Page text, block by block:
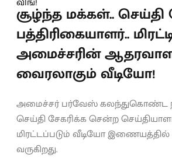
சூழ்ந்த மக்கள்.. செய்தி
பத்திரிகையாளர்..
அமைச்சரின்
வைரலாகும் வீடியோ!
அமைச்சர் பர்வேஸ் கலந்துகொண்ட
செய்தி சேகரிக்க சென்ற
மிரட்டப்படும் வீடியோ இணையத்தில்
வருகிறது.